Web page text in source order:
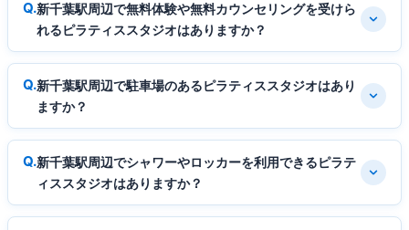
新千葉駅周辺で無料体験や無料カウンセリングを受けら
れるピラティススタジオはありますか？
新千葉駅周辺で駐車場のあるピラティススタジオはあり
ますか？
新千葉駅周辺でシャワーやロッカーを利用できるピラテ
ィススタジオはありますか？